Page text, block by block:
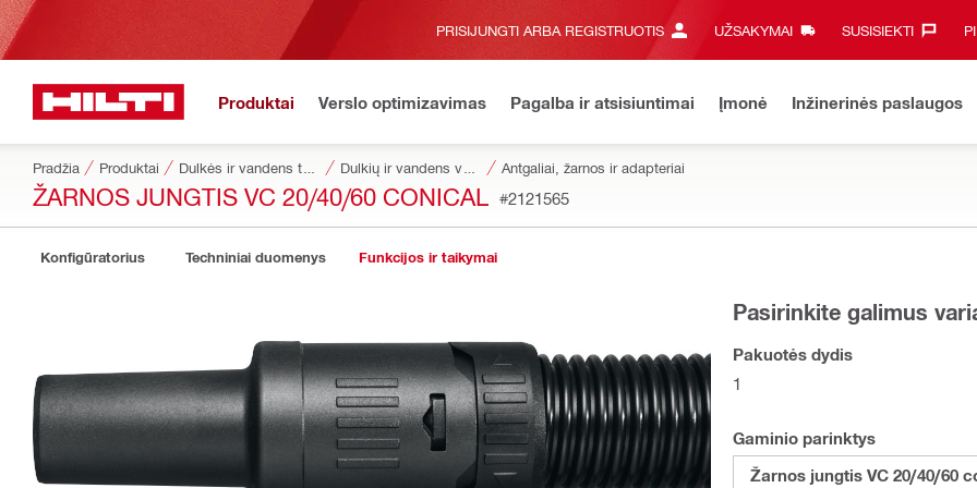
PRISIJUNGTI ARBA REGISTRUOTIS UŽSAKYMAI SUSISIEKTI‎
Produktai Verslo optimizavimas Pagalba ir atsisiuntimai Įmonė Inžinerinės paslaugos
Pradžia Produktai Antgaliai, žarnos ir adapteriai
ŽARNOS JUNGTIS VC 20/40/60 CONICAL #2121565
Konfigūratorius Techniniai duomenys Funkcijos ir taikymai
Pasirinkite galimus
Pakuotės dydis
1
Gaminio parinktys
Žarnos jungtis VC 20/40/60